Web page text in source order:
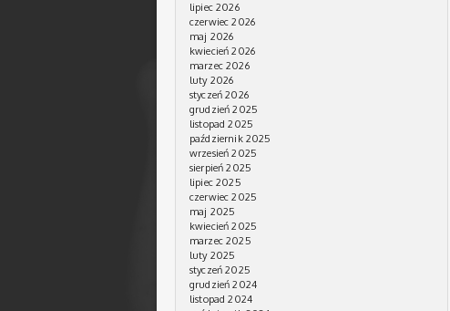
lipiec 2026
czerwiec 2026
maj 2026
kwiecień 2026
marzec 2026
luty 2026
styczeń 2026
grudzień 2025
listopad 2025
październik 2025
wrzesień 2025
sierpień 2025
lipiec 2025
czerwiec 2025
maj 2025
kwiecień 2025
marzec 2025
luty 2025
styczeń 2025
grudzień 2024
listopad 2024